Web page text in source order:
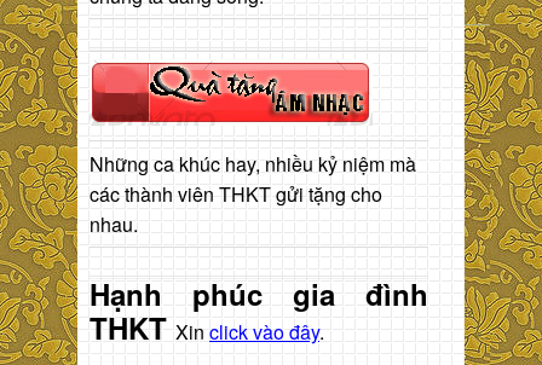
Những ca khúc hay, nhiều kỷ niệm mà
các thành viên THKT gửi tặng cho
nhau.
Hạnh phúc gia đình
THKT Xin click vào đây.